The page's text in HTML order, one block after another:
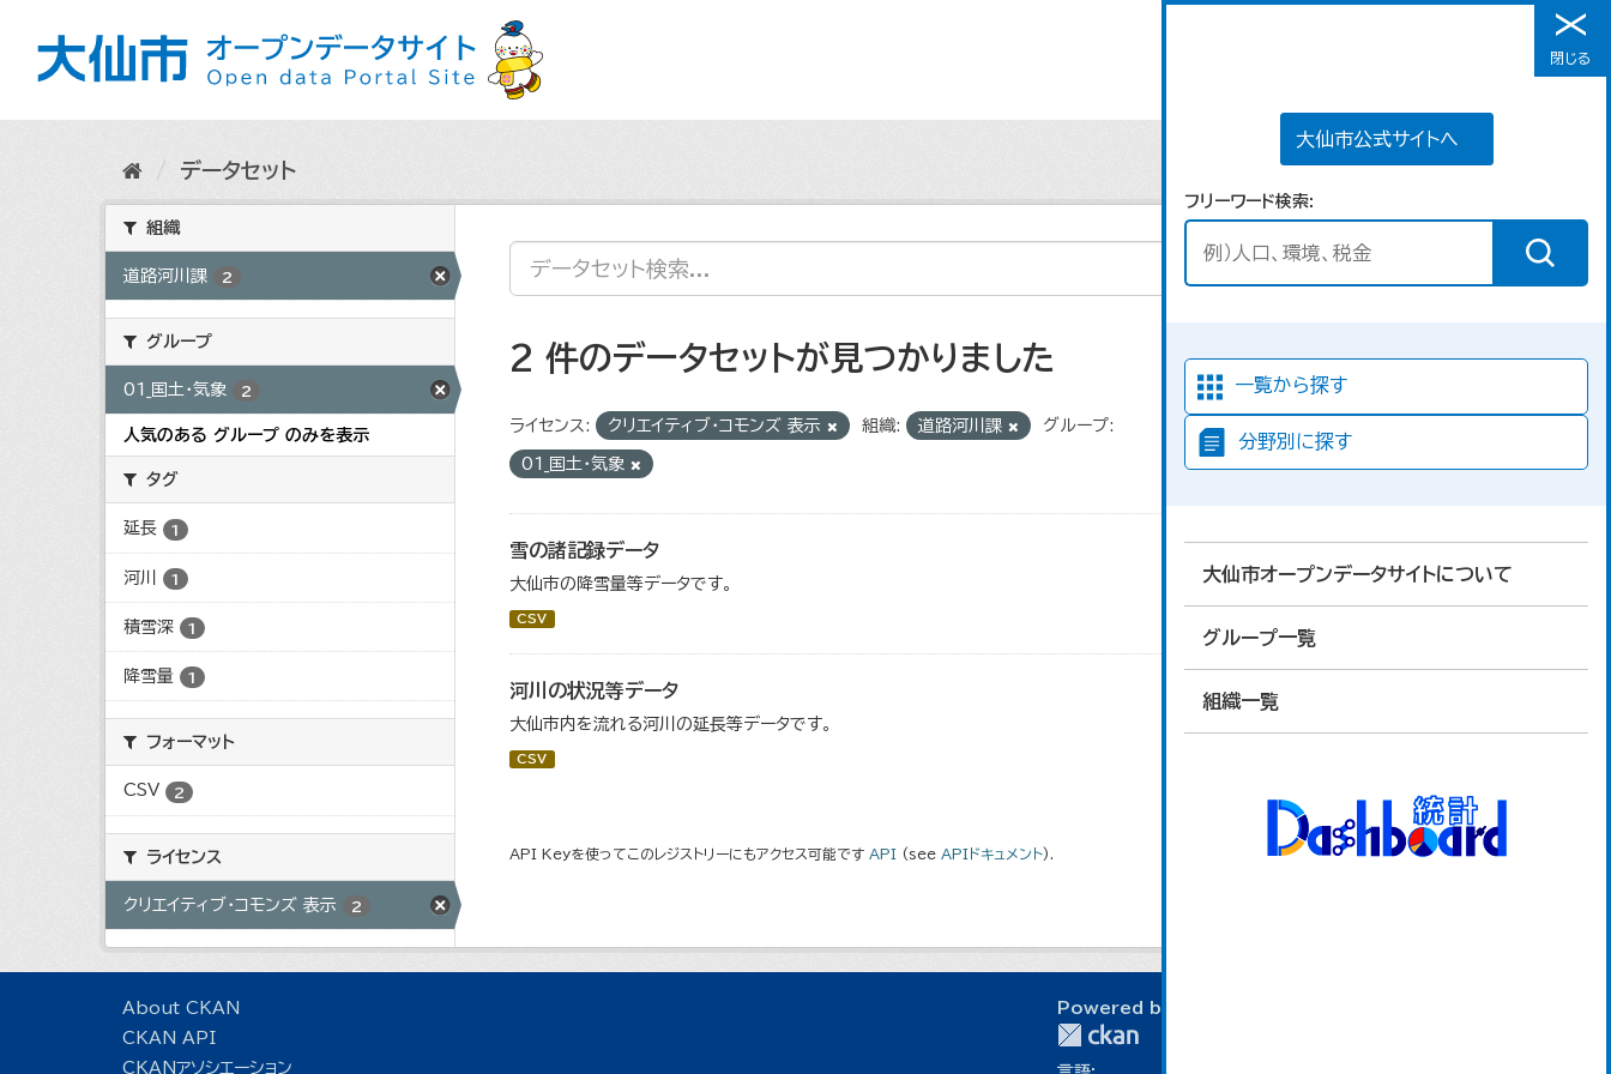
メニュー
大仙市公式サイトへ
フリーワード検索
一覧から探す
分野別に探す
大仙市オープンデータサイトについて
グループ一覧
組織一覧
閉じる
データセット
組織
道路河川課 2
グループ
01_国土・気象 2
人気のある グループ のみを表示
タグ
延長 1
河川 1
積雪深 1
降雪量 1
フォーマット
CSV 2
ライセンス
クリエイティブ・コモンズ 表示 2
2 件のデータセットが見つかりました
ライセンス: クリエイティブ・コモンズ 表示 組織: 道路河川課 グループ:
01_国土・気象
雪の諸記録データ
大仙市の降雪量等データです。
CSV
河川の状況等データ
大仙市内を流れる河川の延長等データです。
CSV
API Keyを使ってこのレジストリーにもアクセス可能です API (see APIドキュメント).
About CKAN
CKAN API
CKANアソシエーション
Powered by